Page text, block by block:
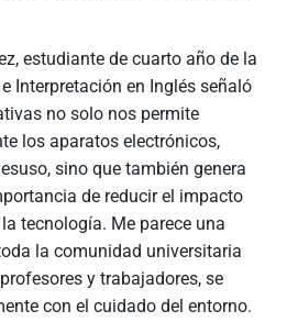
estudiante de cuarto año de la
Interpretación en Inglés señaló
no solo nos permite
los aparatos electrónicos,
sino que también genera
de reducir el impacto
tecnología. Me parece una
la comunidad universitaria
y trabajadores, se
con el cuidado del entorno.